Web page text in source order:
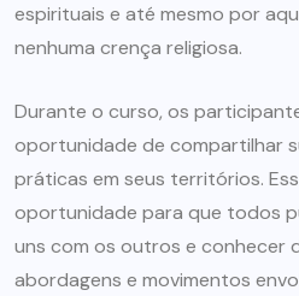
espirituais e até mesmo por
nenhuma crença religiosa.
Durante o curso, os
oportunidade de compartilhar
práticas em seus territórios.
oportunidade para que todos
uns com os outros e conhecer
abordagens e movimentos